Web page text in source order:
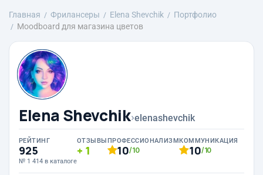
Главная Фрилансеры Elena Shevchik
Портфолио
Moodboard для магазина цветов
Elena Shevchik›elenashevchik
РЕЙТИНГ
925
№ 1 414 в каталоге
ОТЗЫВЫ
1
ПРОФЕССИОНАЛИЗМ
10/10
КОММУНИКАЦИЯ
10/10